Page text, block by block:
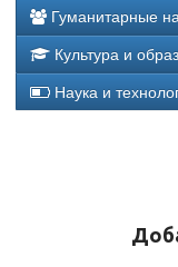
Гуманитарные
Культура и
Наука и